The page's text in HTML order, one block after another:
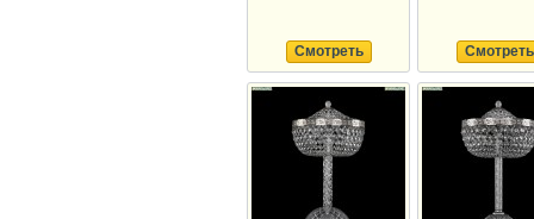
Смотреть Смотреть